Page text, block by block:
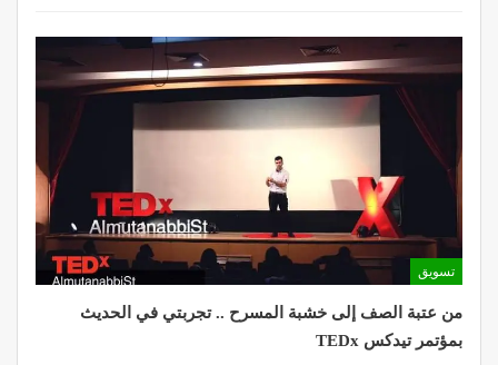
تسويق
من عتبة الصف إلى خشبة المسرح .. تجربتي في الحديث
بمؤتمر تيدكس TEDx